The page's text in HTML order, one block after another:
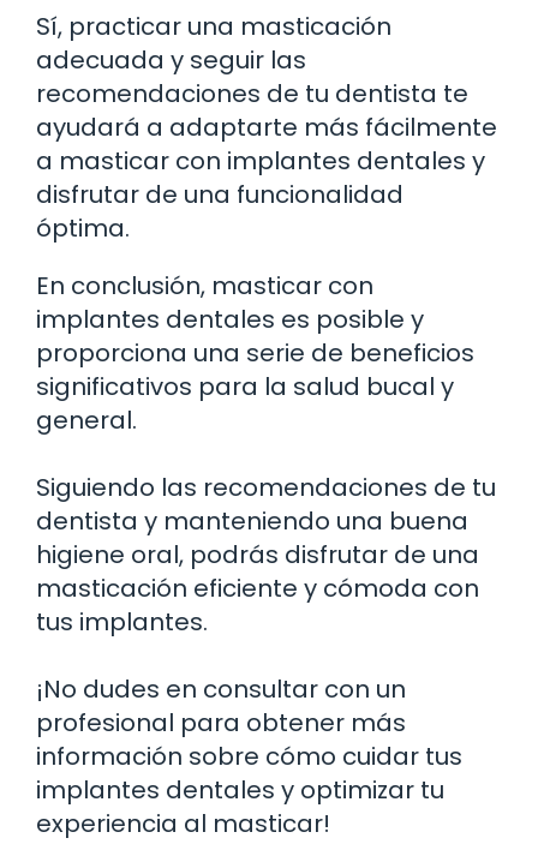
Sí, practicar una masticación
adecuada y seguir las
recomendaciones de tu dentista te
ayudará a adaptarte más fácilmente
a masticar con implantes dentales y
disfrutar de una funcionalidad
óptima.
En conclusión, masticar con
implantes dentales es posible y
proporciona una serie de beneficios
significativos para la salud bucal y
general.
Siguiendo las recomendaciones de tu
dentista y manteniendo una buena
higiene oral, podrás disfrutar de una
masticación eficiente y cómoda con
tus implantes.
¡No dudes en consultar con un
profesional para obtener más
información sobre cómo cuidar tus
implantes dentales y optimizar tu
experiencia al masticar!